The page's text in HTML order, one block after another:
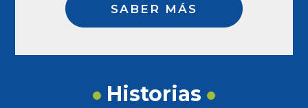
SABER MÁS
Historias